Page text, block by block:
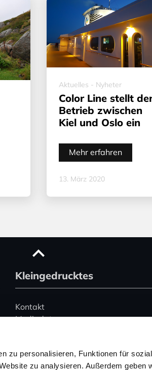
zu personalisieren, Funktionen für
zu analysieren. Außerdem geben
Aktuelles - Nyheter
Color Line stellt
Betrieb zwischen
Kiel und Oslo ein
Mehr erfahren
13. März 2020
Kleingedrucktes
Kontakt
Mediadaten
Datenschutz
Impressum